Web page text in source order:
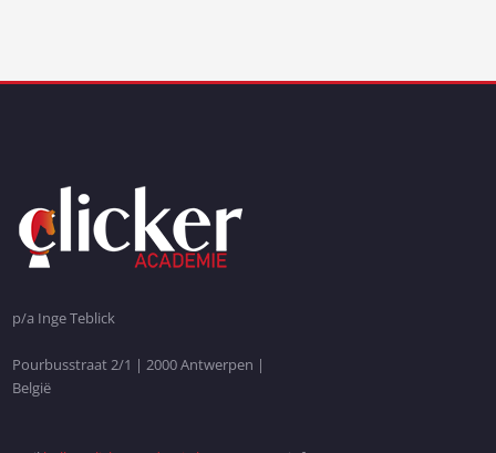
p/a Inge Teblick
Pourbusstraat 2/1 | 2000 Antwerpen |
België